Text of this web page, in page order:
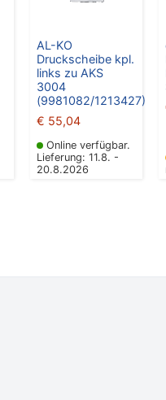
AL-KO
Druckscheibe kpl.
links zu AKS
3004
(9981082/1213427)
€ 55,04
Online verfügbar.
Lieferung: 11.8. -
20.8.2026